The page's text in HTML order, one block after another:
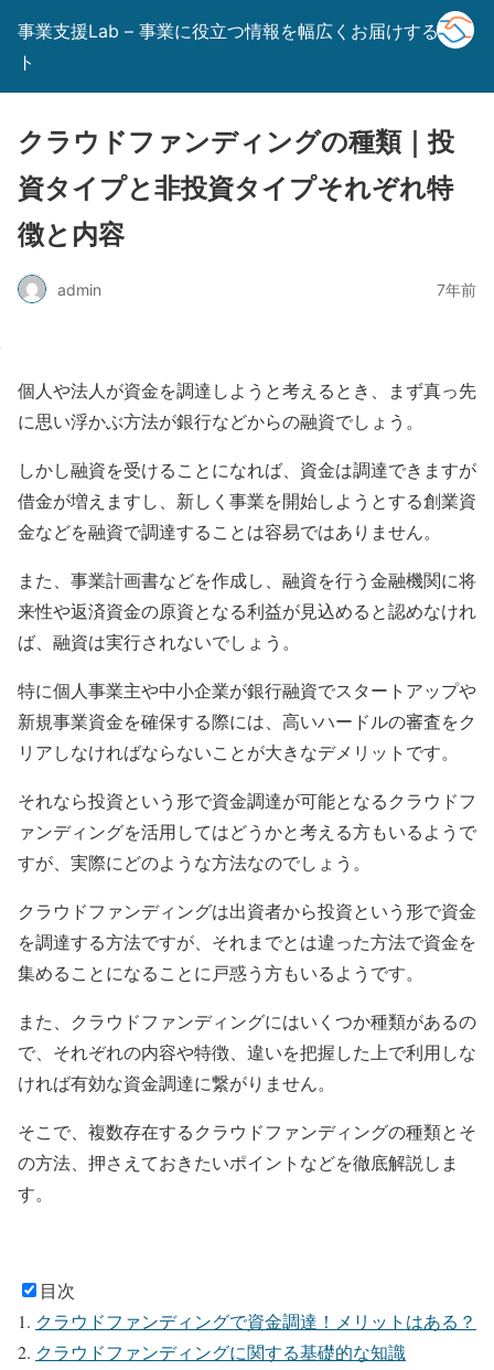
事業支援Lab – 事業に役立つ情報を幅広くお届けするサイ
ト
クラウドファンディングの種類｜投
資タイプと非投資タイプそれぞれ特
徴と内容
admin 7年前
個人や法人が資金を調達しようと考えるとき、まず真っ先
に思い浮かぶ方法が銀行などからの融資でしょう。
しかし融資を受けることになれば、資金は調達できますが
借金が増えますし、新しく事業を開始しようとする創業資
金などを融資で調達することは容易ではありません。
また、事業計画書などを作成し、融資を行う金融機関に将
来性や返済資金の原資となる利益が見込めると認めなけれ
ば、融資は実行されないでしょう。
特に個人事業主や中小企業が銀行融資でスタートアップや
新規事業資金を確保する際には、高いハードルの審査をク
リアしなければならないことが大きなデメリットです。
それなら投資という形で資金調達が可能となるクラウドフ
ァンディングを活用してはどうかと考える方もいるようで
すが、実際にどのような方法なのでしょう。
クラウドファンディングは出資者から投資という形で資金
を調達する方法ですが、それまでとは違った方法で資金を
集めることになることに戸惑う方もいるようです。
また、クラウドファンディングにはいくつか種類があるの
で、それぞれの内容や特徴、違いを把握した上で利用しな
ければ有効な資金調達に繋がりません。
そこで、複数存在するクラウドファンディングの種類とそ
の方法、押さえておきたいポイントなどを徹底解説しま
す。
目次
クラウドファンディングで資金調達！メリットはある？
クラウドファンディングに関する基礎的な知識